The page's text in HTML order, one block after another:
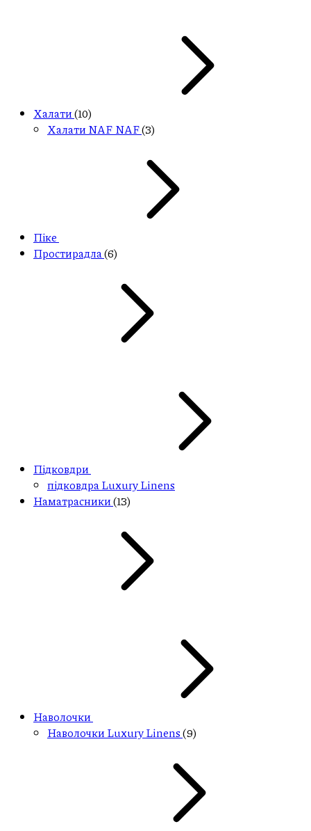
Халати(10)
Халати NAF NAF(3)
Піке
Простирадла (6)
Підковдри
підковдра Luxury Linens
Наматрасники(13)
Наволочки
Наволочки Luxury Linens(9)